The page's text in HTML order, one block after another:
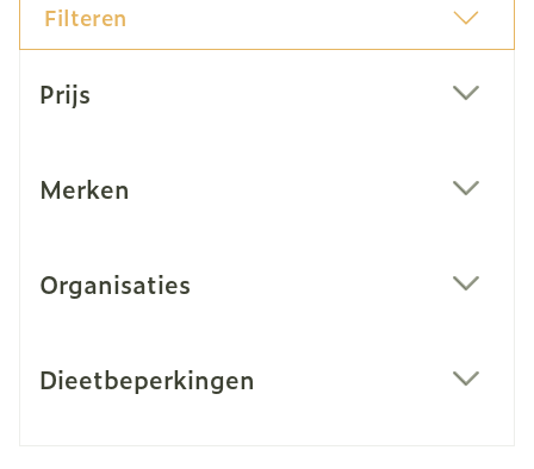
Filteren
Prijs
Merken
Organisaties
Dieetbeperkingen